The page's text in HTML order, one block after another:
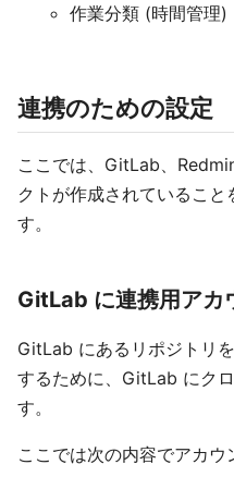
作業分類 (時間管理)
連携のための設定
ここでは、GitLab、
クトが作成されていること
す。
GitLab に連携用アカ
GitLab にあるリポジトリ
するために、GitLab にク
す。
ここでは次の内容でアカウ